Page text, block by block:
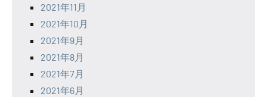
2021年11月
2021年10月
2021年9月
2021年8月
2021年7月
2021年6月